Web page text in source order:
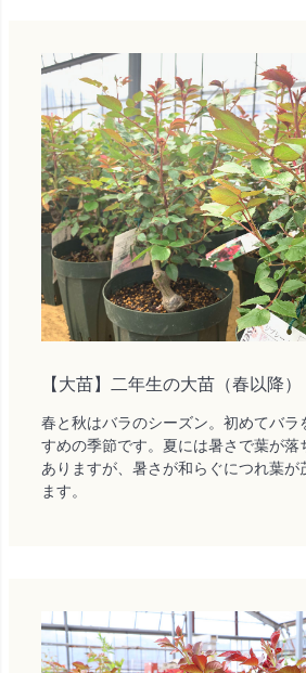
【大苗】二年生の大苗（春以降）
春と秋はバラのシーズン。初めてバラ
すめの季節です。夏には暑さで葉が落
ありますが、暑さが和らぐにつれ葉が
ます。